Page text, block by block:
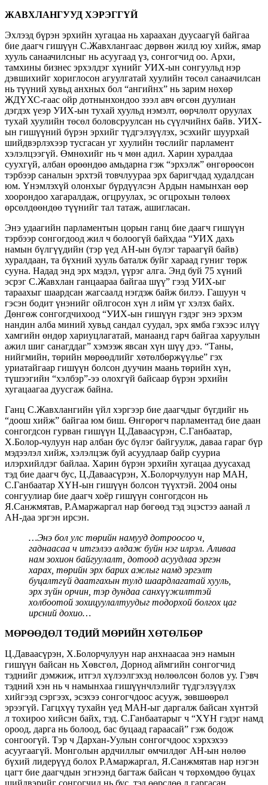
ЖАВХЛАНГУУД ХЭРЭГГҮЙ
Эхлээд бүрэн эрхийн хугацаа нь хараахан дуусаагүй байгаа
бие даагч гишүүн С.Жавхлангаас дөрвөн жилд юу хийж, ямар
хууль санаачилсныг нь асуугаад үз, сонгогчид оо. Архи,
тамхины бизнес эрхэлдэг хүнийг УИХ-ын сонгуульд нэр
дэвшихийг хориглосон агуулгатай хуулийн төсөл санаачилсан
нь түүний хувьд анхных бол “ангийнх” нь зарим нөхөр
ЖДҮХС-гаас ойр дотнынхондоо зээл авч өгсөн дуулиан
дэгдэх үеэр УИХ-ын тухай хуульд нэмэлт, өөрчлөлт оруулах
тухай хуулийн төсөл боловсруулсан нь сүүлчийнх байв. УИХ-
ын гишүүний бүрэн эрхийг түдгэлзүүлэх, эсэхийг шуурхай
шийдвэрлэхээр тусгасан уг хуулийн төслийг парламент
хэлэлцээгүй. Өмнөхийг нь ч мөн адил. Харин хуралдаа
суухгүй, албан өрөөндөө амьдарна гэж “эрхэлж” өнгөрөөсөн
тэрбээр саналын эрхтэй товчлуураа эрх баригчдад худалдсан
юм. Үнэмлэхүй олонхыг бүрдүүлсэн Ардын намынхан өөр
хоорондоо хагаралдаж, огцруулах, эс огцрохын төлөөх
өрсөлдөөндөө түүнийг тал татаж, ашигласан.
Энэ удаагийн парламентын цорын ганц бие даагч гишүүн
тэрбээр сонгогдоод жил ч болоогүй байхдаа “УИХ дахь
намын бүлгүүдийн (тэр үед АН-ын бүлэг тараагүй байв)
хуралдаан, та бүхний хууль баталж буйг хараад гуниг төрж
сууна. Надад энд эрх мэдэл, үүрэг алга. Энд буй 75 хүний
эсрэг С.Жавхлан ганцаараа байгаа шүү” гээд УИХ-ыг
тараахыг шаардсан жагсаалд нэгдэж байж билээ. Гашуун ч
гэсэн бодит үнэнийг ойлгосон хүн л ийм үг хэлэх байх.
Дөнгөж сонгогдчихоод “УИХ-ын гишүүн гэдэг энэ эрхэм
нандин алба миний хувьд сандал суудал, эрх ямба гэхээс илүү
хамгийн өндөр хариуцлагатай, манаанд гарч байгаа харуулын
ажил шиг санагддаг” хэмээж явсан хүн шүү дээ. “Таны,
нийгмийн, төрийн мөрөөдлийг хөтөлбөржүүлье” гэх
уриатайгаар гишүүн болсон дуучин маань төрийн хүн,
түшээгийн “хэлбэр”-ээ олохгүй байсаар бүрэн эрхийн
хугацаагаа дуусгаж байна.
Ганц С.Жавхлангийн үйл хэргээр бие даагчдыг бүгдийг нь
“доош хийж” байгаа юм биш. Өнгөрөгч парламентад бие даан
сонгогдсон гурван гишүүн Ц.Даваасүрэн, С.Ганбаатар,
Х.Болор-чулуун нар албан бус бүлэг байгуулж, даваа гараг бүр
мэдээлэл хийж, хэлэлцэж буй асуудлаар байр сууриа
илэрхийлдэг байлаа. Харин бүрэн эрхийн хугацаа дуусахад
тэд бие даагч бус, Ц.Даваасүрэн, Х.Болорчулуун нар МАН,
С.Ганбаатар ХҮН-ын гишүүн болсон түүхтэй. 2004 оны
сонгуулиар бие даагч хоёр гишүүн сонгогдсон нь
Я.Санжмятав, Р.Амаржаргал нар бөгөөд тэд эцэстээ аанай л
АН-даа эргэн ирсэн.
…Энэ бол улс төрийн намууд дотроосоо ч,
гаднаасаа ч итгэлээ алдаж буйн нэг илрэл. Аливаа
нам зохион байгуулалт, дотоод асуудлаа эргэн
харах, төрийн эрх барих ажлыг намд эргэлт
буцалтгүй даатгахын тулд шаардлагатай хууль,
эрх зүйн орчин, тэр дундаа санхүүжилттэй
холбоотой зохицуулалтуудыг тодорхой болгох цаг
ирсний дохио…
МӨРӨӨДӨЛ ТӨДИЙ МӨРИЙН ХӨТӨЛБӨР
Ц.Даваасүрэн, Х.Болорчулуун нар анхнаасаа энэ намын
гишүүн байсан нь Хөвсгөл, Дорнод аймгийн сонгогчид
тэднийг дэмжиж, итгэл хүлээлгэхэд нөлөөлсөн болов уу. Гэвч
тэдний хэн нь ч намынхаа гишүүнчлэлийг түдгэлзүүлэх
хийгээд сэргээх, эсэхээ сонгогчдоос асууж, зөвшөөрөл
эрээгүй. Гагцхүү тухайн үед МАН-ыг даргалж байсан хүнтэй
л тохироо хийсэн байх, тэд. С.Ганбаатарыг ч “ХҮН гэдэг намд
ороод, дарга нь болоод, бас буцаад гараасай” гэж бодож
сонгоогүй. Тэр ч Дархан-Уулын сонгогчдоос хэрхэхээ
асуугаагүй. Монголын ардчиллыг өмчилдөг АН-ын нөлөө
бүхий лидерүүд болох Р.Амаржаргал, Я.Санжмятав нар нэгэн
цагт бие даагчдын эгнээнд багтаж байсан ч төрхөмдөө буцах
шийдвэрийг сонгогчид нь бус, тэд өөрсдөө л гаргасан.